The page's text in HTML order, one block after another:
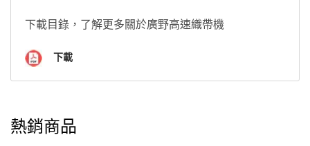
下載目錄，了解更多關於廣野高速織帶機
下載
熱銷商品